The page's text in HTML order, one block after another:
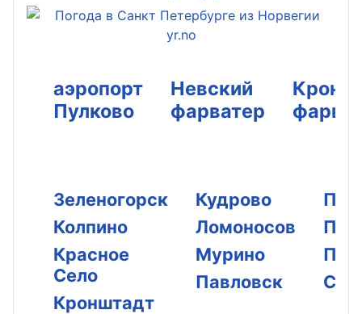
аэропорт
Пулково
Невский
фарватер
Зеленогорск
Колпино
Красное
Село
Кронштадт
Кудрово
Ломоносов
Мурино
Павловск